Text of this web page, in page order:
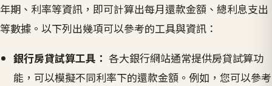
年期、利率等資訊，即可計算出每月還款金額、總利息支出
等數據。以下列出幾項可以參考的工具與資訊：
銀行房貸試算工具： 各大銀行網站通常提供房貸試算功
能，可以模擬不同利率下的還款金額。例如，您可以參考